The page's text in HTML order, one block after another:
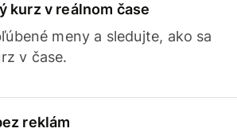
kurz v reálnom čase
meny a sledujte, ako sa
v čase.
reklám